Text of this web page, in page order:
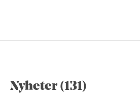
Nyheter (131)